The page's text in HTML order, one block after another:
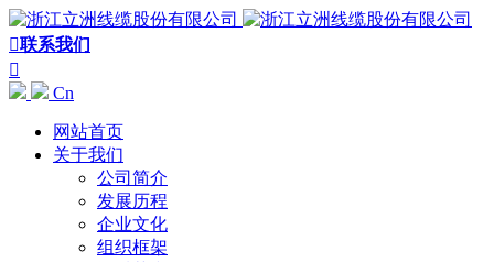
联系我们

Cn
网站首页
关于我们
公司简介
发展历程
企业文化
组织框架